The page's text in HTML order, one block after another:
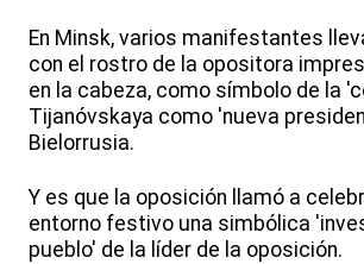
En Minsk, varios manifestantes
con el rostro de la opositora
en la cabeza, como símbolo de la
Tijanóvskaya como 'nueva
Bielorrusia.
Y es que la oposición llamó a
entorno festivo una simbólica
pueblo' de la líder de la oposición.